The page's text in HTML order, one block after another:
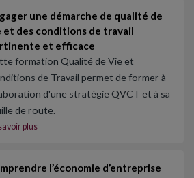
une démarche de qualité de
et des conditions de travail
et efficace
formation Qualité de Vie et
de Travail permet de former à
d'une stratégie QVCT et à sa
de route.
plus
l’économie d’entreprise